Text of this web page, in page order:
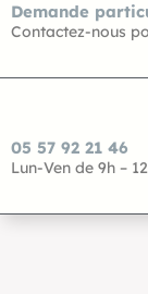
Demande
Contactez-nous
05 57 92 21 46
Lun-Ven de 9h –